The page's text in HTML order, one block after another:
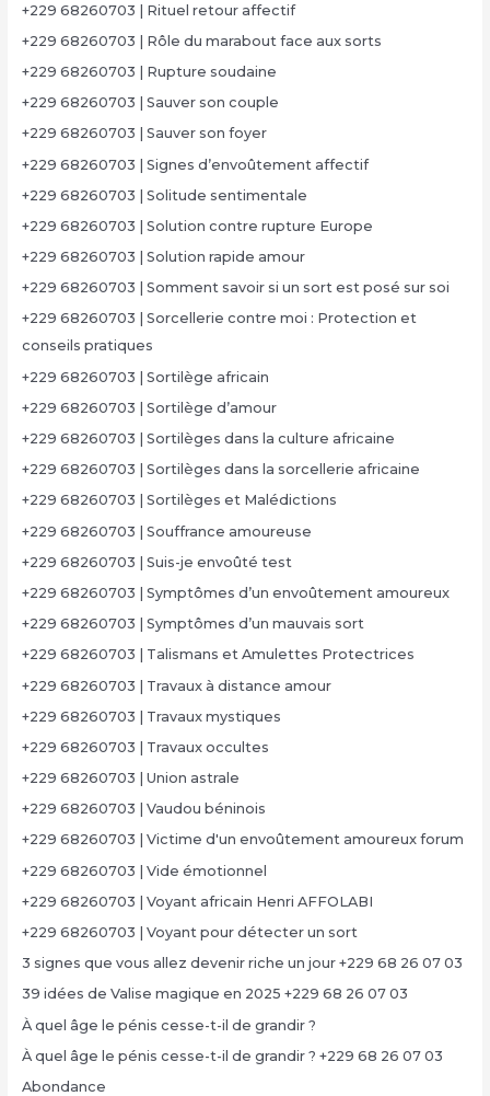
+229 68260703 | Rituel retour affectif
+229 68260703 | Rôle du marabout face aux sorts
+229 68260703 | Rupture soudaine
+229 68260703 | Sauver son couple
+229 68260703 | Sauver son foyer
+229 68260703 | Signes d’envoûtement affectif
+229 68260703 | Solitude sentimentale
+229 68260703 | Solution contre rupture Europe
+229 68260703 | Solution rapide amour
+229 68260703 | Somment savoir si un sort est posé sur soi
+229 68260703 | Sorcellerie contre moi : Protection et
conseils pratiques
+229 68260703 | Sortilège africain
+229 68260703 | Sortilège d’amour
+229 68260703 | Sortilèges dans la culture africaine
+229 68260703 | Sortilèges dans la sorcellerie africaine
+229 68260703 | Sortilèges et Malédictions
+229 68260703 | Souffrance amoureuse
+229 68260703 | Suis-je envoûté test
+229 68260703 | Symptômes d’un envoûtement amoureux
+229 68260703 | Symptômes d’un mauvais sort
+229 68260703 | Talismans et Amulettes Protectrices
+229 68260703 | Travaux à distance amour
+229 68260703 | Travaux mystiques
+229 68260703 | Travaux occultes
+229 68260703 | Union astrale
+229 68260703 | Vaudou béninois
+229 68260703 | Victime d'un envoûtement amoureux forum
+229 68260703 | Vide émotionnel
+229 68260703 | Voyant africain Henri AFFOLABI
+229 68260703 | Voyant pour détecter un sort
3 signes que vous allez devenir riche un jour +229 68 26 07 03
39 idées de Valise magique en 2025 +229 68 26 07 03
À quel âge le pénis cesse-t-il de grandir ?
À quel âge le pénis cesse-t-il de grandir ? +229 68 26 07 03
Abondance